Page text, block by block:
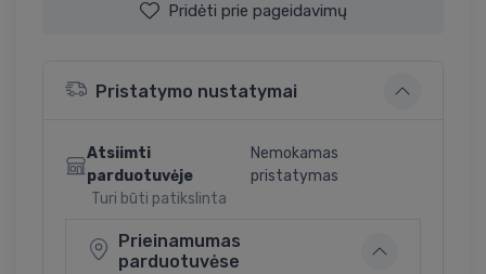
Pridėti prie pageidavimų
Pristatymo nustatymai
Atsiimti
parduotuvėje
Turi būti patikslinta
Nemokamas
pristatymas
Prieinamumas
parduotuvėse